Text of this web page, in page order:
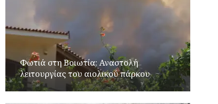
Φωτιά στη Βοιωτία: Αναστολή
λειτουργίας του αιολικού πάρκου